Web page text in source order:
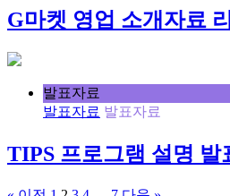
G마켓 영업 소개자료
발표자료
발표자료 발표자료
TIPS 프로그램 설명 발